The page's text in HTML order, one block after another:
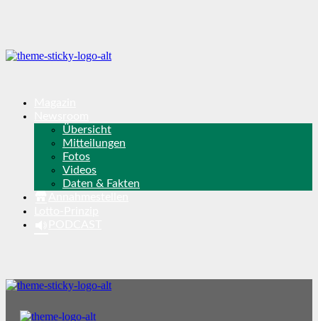
Übersicht
Mitteilungen
Fotos
Videos
Daten & Fakten